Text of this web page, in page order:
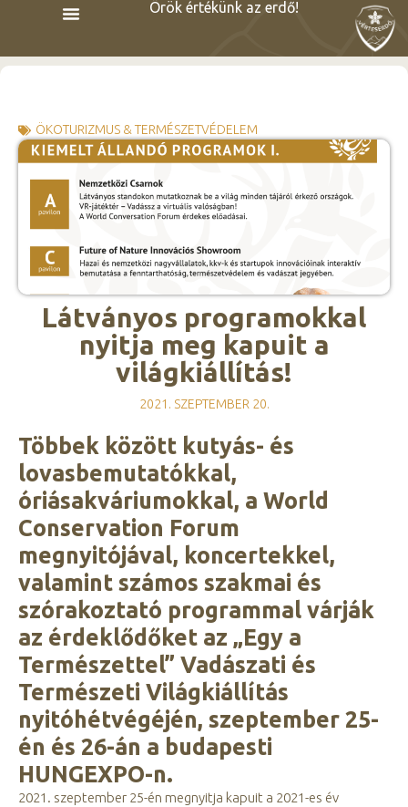
Örök értékünk az erdő!
ÖKOTURIZMUS & TERMÉSZETVÉDELEM
Látványos programokkal
nyitja meg kapuit a
világkiállítás!
2021. SZEPTEMBER 20.
Többek között kutyás- és
lovasbemutatókkal,
óriásakváriumokkal, a World
Conservation Forum
megnyitójával, koncertekkel,
valamint számos szakmai és
szórakoztató programmal várják
az érdeklődőket az „Egy a
Természettel” Vadászati és
Természeti Világkiállítás
nyitóhétvégéjén, szeptember 25-
én és 26-án a budapesti
HUNGEXPO-n.
2021. szeptember 25-én megnyitja kapuit a 2021-es év